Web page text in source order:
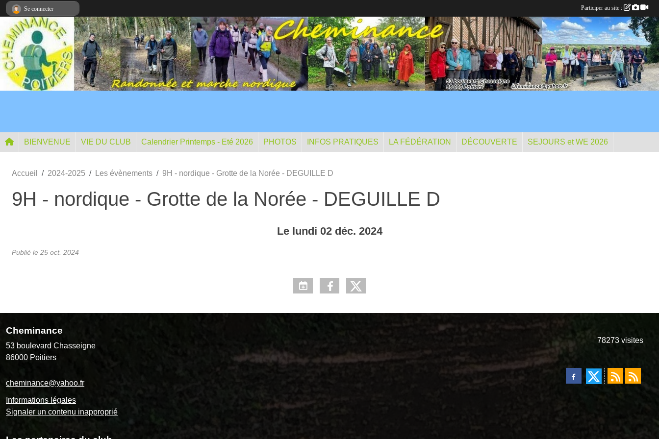
BIENVENUE VIE DU CLUB Calendrier Printemps - Eté 2026 PHOTOS INFOS PRATIQUES LA FÉDÉRATION DÉCOUVERTE SEJOURS et WE 2026
Accueil 2024-2025 Les évènements 9H - nordique - Grotte de la Norée - DEGUILLE D
9H - nordique - Grotte de la Norée - DEGUILLE D
Le lundi 02 déc. 2024
Publié le 25 oct. 2024
Cheminance
53 boulevard Chasseigne
86000 Poitiers
cheminance@yahoo.fr
Informations légales
Signaler un contenu inapproprié
78273 visites
Se connecter Participer au site :
Panneau de gestion des cookies